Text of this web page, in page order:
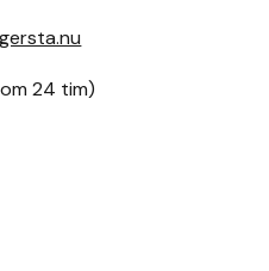
24 tim)